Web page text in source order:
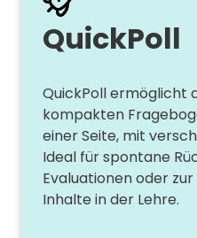
Quick­Poll
QuickPoll ermöglicht
kompakten
einer Seite, mit
Ideal für spontane
Evaluationen oder
Inhalte in der Lehre.